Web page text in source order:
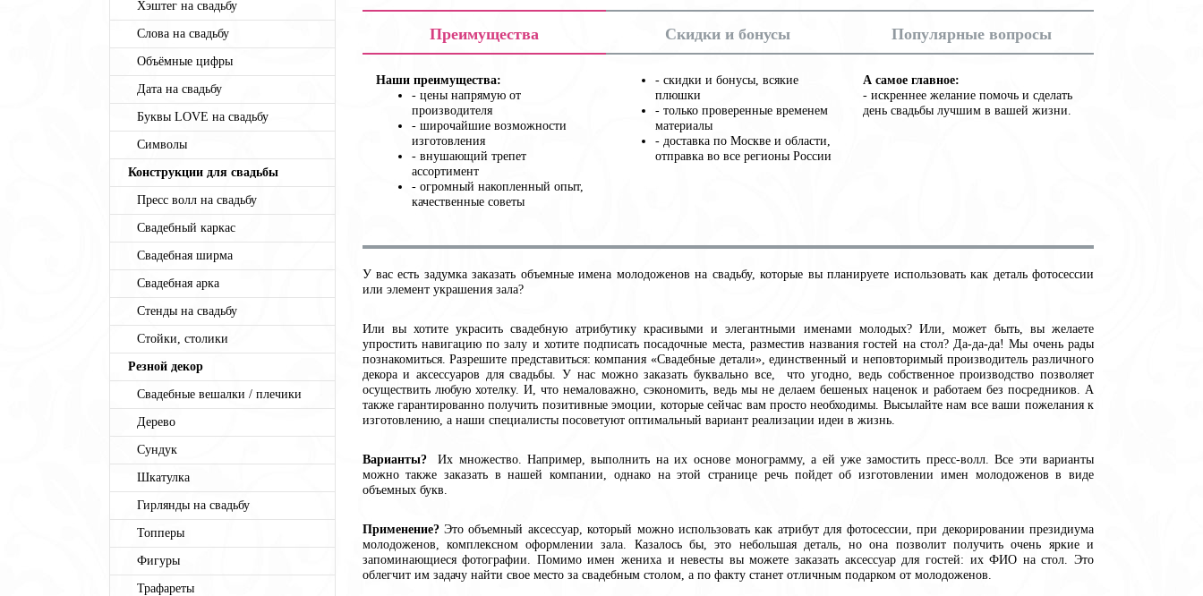
Хэштег на свадьбу
Слова на свадьбу
Объёмные цифры
Дата на свадьбу
Буквы LOVE на свадьбу
Символы
Конструкции для свадьбы
Пресс волл на свадьбу
Свадебный каркас
Свадебная ширма
Свадебная арка
Стенды на свадьбу
Стойки, столики
Резной декор
Свадебные вешалки / плечики
Дерево
Сундук
Шкатулка
Гирлянды на свадьбу
Топперы
Фигуры
Трафареты
Преимущества Скидки и бонусы Популярные вопросы
Наши преимущества:
- цены напрямую от
производителя
- широчайшие возможности
изготовления
- внушающий трепет
ассортимент
- огромный накопленный опыт,
качественные советы
- cкидки и бонусы, всякие
плюшки
- только проверенные временем
материалы
- доставка по Москве и области,
отправка во все регионы России
А самое главное:
- искреннее желание помочь и сделать
день свадьбы лучшим в вашей жизни.
У вас есть задумка заказать объемные имена молодоженов на свадьбу, которые вы планируете использовать как деталь фотосессии
или элемент украшения зала?
Или вы хотите украсить свадебную атрибутику красивыми и элегантными именами молодых? Или, может быть, вы желаете
упростить навигацию по залу и хотите подписать посадочные места, разместив названия гостей на стол? Да-да-да! Мы очень рады
познакомиться. Разрешите представиться: компания «Свадебные детали», единственный и неповторимый производитель различного
декора и аксессуаров для свадьбы. У нас можно заказать буквально все, что угодно, ведь собственное производство позволяет
осуществить любую хотелку. И, что немаловажно, сэкономить, ведь мы не делаем бешеных наценок и работаем без посредников. А
также гарантированно получить позитивные эмоции, которые сейчас вам просто необходимы. Высылайте нам все ваши пожелания к
изготовлению, а наши специалисты посоветуют оптимальный вариант реализации идеи в жизнь.
Варианты?Их множество. Например, выполнить на их основе монограмму, а ей уже замостить пресс-волл. Все эти варианты
можно также заказать в нашей компании, однако на этой странице речь пойдет об изготовлении имен молодоженов в виде
объемных букв.
Применение?Это объемный аксессуар, который можно использовать как атрибут для фотосессии, при декорировании президиума
молодоженов, комплексном оформлении зала. Казалось бы, это небольшая деталь, но она позволит получить очень яркие и
запоминающиеся фотографии. Помимо имен жениха и невесты вы можете заказать аксессуар для гостей: их ФИО на стол. Это
облегчит им задачу найти свое место за свадебным столом, а по факту станет отличным подарком от молодоженов.